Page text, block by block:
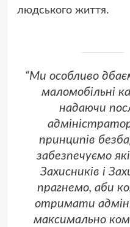
людського життя.
“Ми особливо
маломобільні
надаючи
принципів
забезпечуємо
Захисників і
прагнемо, аби
отримати
максимально